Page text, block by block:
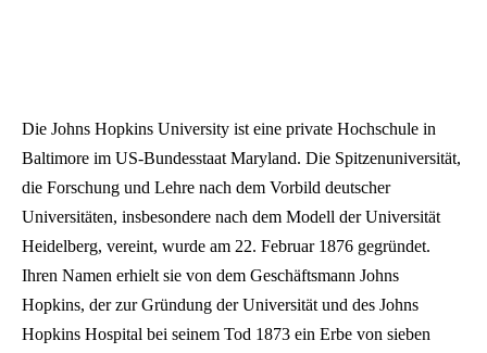
Die Johns Hopkins University ist eine private Hochschule in
Baltimore im US-Bundesstaat Maryland. Die Spitzenuniversität,
die Forschung und Lehre nach dem Vorbild deutscher
Universitäten, insbesondere nach dem Modell der Universität
Heidelberg, vereint, wurde am 22. Februar 1876 gegründet.
Ihren Namen erhielt sie von dem Geschäftsmann Johns
Hopkins, der zur Gründung der Universität und des Johns
Hopkins Hospital bei seinem Tod 1873 ein Erbe von sieben